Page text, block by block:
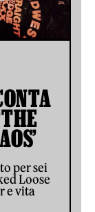
per sei
Loose
e vita